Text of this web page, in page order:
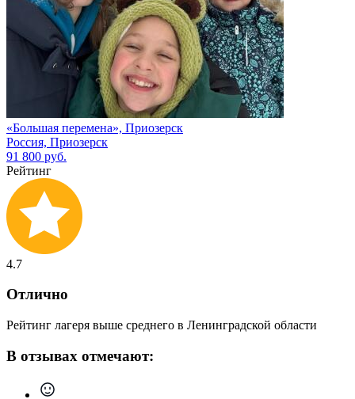
«Большая перемена», Приозерск
Россия, Приозерск
91 800 руб.
Рейтинг
4.7
Отлично
Рейтинг лагеря выше среднего в Ленинградской области
В отзывах отмечают: